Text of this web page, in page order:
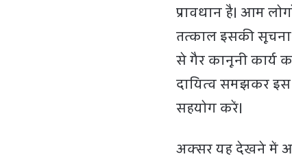
प्रावधान है। आम
तत्‍काल इसकी सूचना
से गैर कानूनी
दायित्‍व समझकर
सहयोग करें।
अक्सर यह देखने में